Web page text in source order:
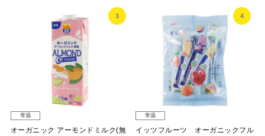
3
常温
オーガニック アーモンドミルク(無
4
常温
イッツフルーツ オーガニックフル